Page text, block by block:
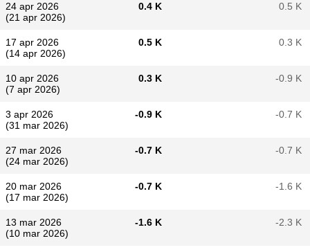
24 apr 2026
(21 apr 2026)
0.4 K 0.5 K
17 apr 2026
(14 apr 2026)
0.5 K 0.3 K
10 apr 2026
(7 apr 2026)
0.3 K -0.9 K
3 apr 2026
(31 mar 2026)
-0.9 K -0.7 K
27 mar 2026
(24 mar 2026)
-0.7 K -0.7 K
20 mar 2026
(17 mar 2026)
-0.7 K -1.6 K
13 mar 2026
(10 mar 2026)
-1.6 K -2.3 K